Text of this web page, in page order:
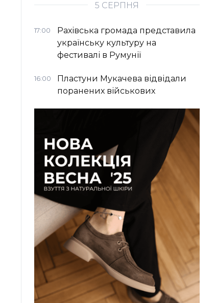
5 СЕРПНЯ
17:00
Рахівська громада представила
українську культуру на
фестивалі в Румунії
16:00
Пластуни Мукачева відвідали
поранених військових